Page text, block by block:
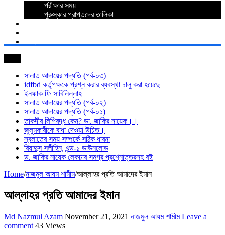
পরীক্ষার সময়
পুরুস্কার প্রাপ্তদের তালিকা
সালাত আদায়ের পদ্ধতি (পর্ব-০৩)
idfbd কর্তৃপক্ষকে প্রশ্ন করার ব্যবস্থা চালু করা হয়েছে
ইনফাক ফি সাবিলিল্লাহ
সালাত আদায়ের পদ্ধতি (পর্ব-০২)
সালাত আদায়ের পদ্ধতি (পর্ব-০১)
তাকদীর লিপিবদ্ধ কেন? ডা. জাকির নায়েক।।
জুলুমকারীকে বাধা দেওয়া উচিত।
স্বলাতের সময় সম্পর্কে সঠিক ধারনা
রিয়াদুস সলীহিন, খন্ড-১ ডাউনলোড
ড. জাকির নায়েক লেকচার সমগ্র প্রশ্নোত্তরসহ বই
Home/নাজমুল আযম শামীম/আল্লাহর প্রতি আমাদের ইমান
আল্লাহর প্রতি আমাদের ইমান
Md Nazmul Azam November 21, 2021 নাজমুল আযম শামীম Leave a
comment 43 Views